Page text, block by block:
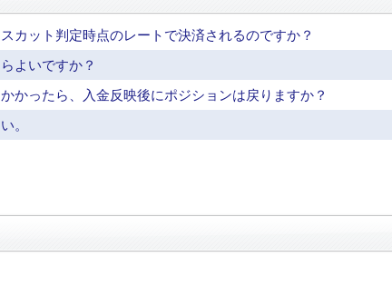
カット判定時点のレートで決済されるのですか？
よいですか？
かったら、入金反映後にポジションは戻りますか？
。